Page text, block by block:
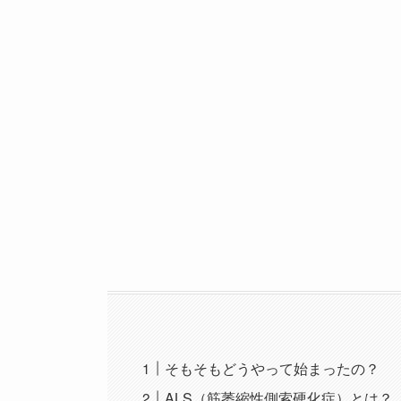
そもそもどうやって始まったの？